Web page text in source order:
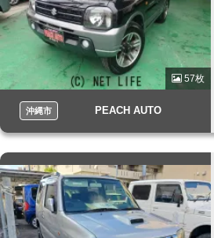
57枚
沖縄市 PEACH AUTO